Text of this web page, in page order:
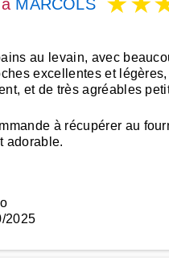
MARCOLS
au levain, avec
excellentes et légères,
et de très agréables
à récupérer au
adorable.
2025